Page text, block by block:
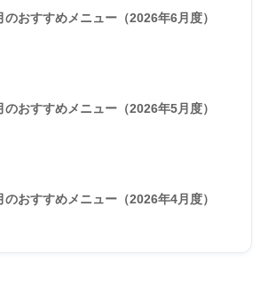
のおすすめメニュー（2026年6月度）
のおすすめメニュー（2026年5月度）
のおすすめメニュー（2026年4月度）